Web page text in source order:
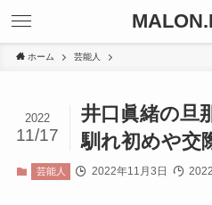
ホーム 芸能人
井口眞緒の旦
馴れ初めや交
2022
11/17
芸能人 2022年11月3日